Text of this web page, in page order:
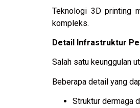
Teknologi 3D printing
kompleks.
Detail Infrastruktur
Salah satu keunggulan
Beberapa detail yang
Struktur dermaga